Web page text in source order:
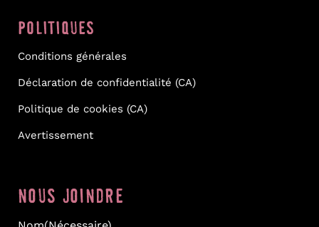
POLITIQUES
Conditions générales
Déclaration de confidentialité (CA)
Politique de cookies (CA)
Avertissement
NOUS JOINDRE